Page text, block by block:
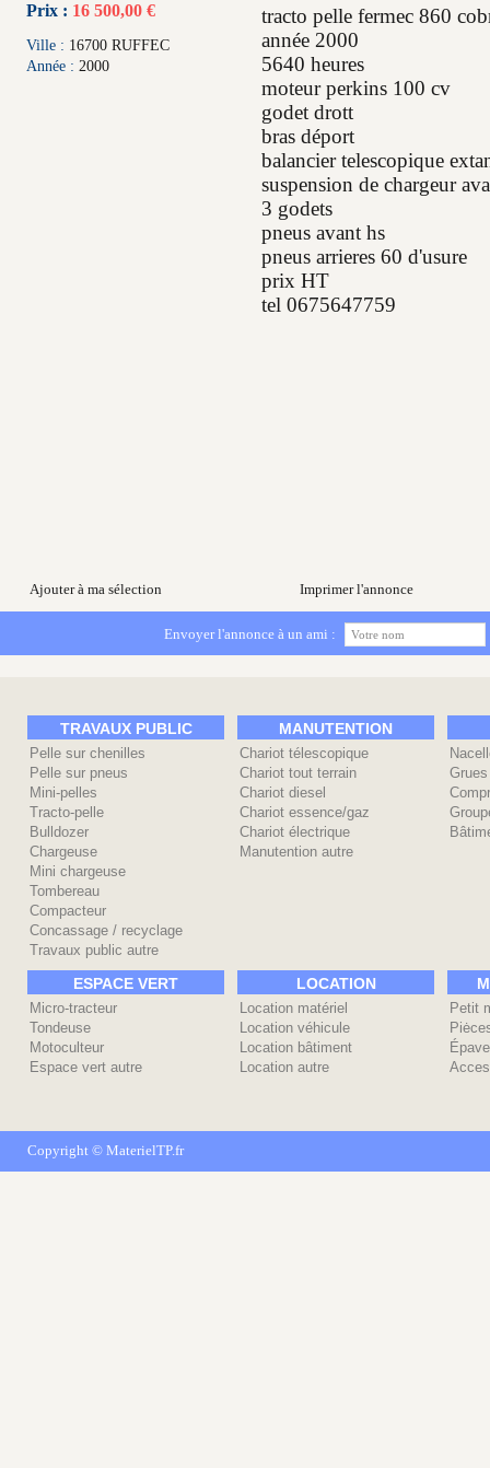
Prix : 16 500,00 €
Ville : 16700 RUFFEC
Année : 2000
tracto pelle fermec 860
année 2000
5640 heures
moteur perkins 100 cv
godet drott
bras déport
balancier telescopique
suspension de chargeur
3 godets
pneus avant hs
pneus arrieres 60 d'usure
prix HT
tel 0675647759
Ajouter à ma sélection Imprimer l'annonce
Envoyer l'annonce à un ami :
TRAVAUX PUBLIC
Pelle sur chenilles
Pelle sur pneus
Mini-pelles
Tracto-pelle
Bulldozer
Chargeuse
Mini chargeuse
Tombereau
Compacteur
Concassage / recyclage
Travaux public autre
MANUTENTION
Chariot télescopique
Chariot tout terrain
Chariot diesel
Chariot essence/gaz
Chariot électrique
Manutention autre
Grues
ESPACE VERT
Micro-tracteur
Tondeuse
Motoculteur
Espace vert autre
LOCATION
Location matériel
Location véhicule
Location bâtiment
Location autre
Petit
Épave
Copyright © MaterielTP.fr